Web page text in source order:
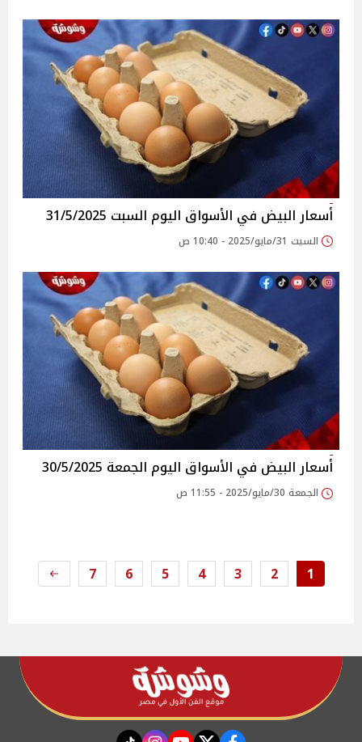
أسعار البيض في الأسواق‎‎ اليوم السبت 31/5/2025
السبت 31/مايو/2025 - 10:40 ص
أسعار البيض في الأسواق‎‎ اليوم الجمعة 30/5/2025
الجمعة 30/مايو/2025 - 11:55 ص
1
2
3
4
5
6
7